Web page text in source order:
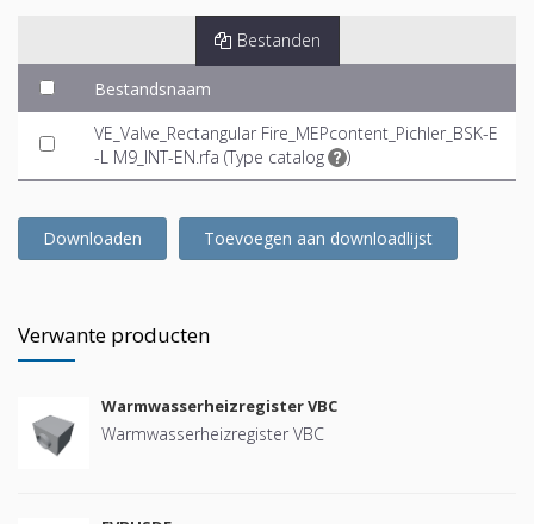
Bestanden
Bestandsnaam
VE_Valve_Rectangular Fire_MEPcontent_Pichler_BSK-E
-L M9_INT-EN.rfa (Type catalog )
Downloaden Toevoegen aan downloadlijst
Verwante producten
Warmwasserheizregister VBC
Warmwasserheizregister VBC